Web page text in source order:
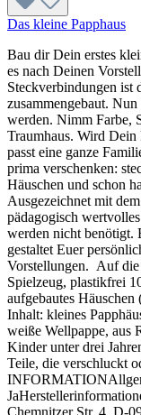
Das kleine Papphaus
Bau dir Dein erstes
es nach Deinen
Steckverbindungen ist
zusammengebaut.
werden. Nimm Farbe,
Traumhaus. Wird Dein
passt eine ganze
prima verschenken:
Häuschen und schon
Ausgezeichnet mit
pädagogisch
werden nicht benötigt.
gestaltet Euer
Vorstellungen. Auf
Spielzeug, plastikfrei
aufgebautes
Inhalt: kleines
weiße Wellpappe,
Kinder unter drei
Teile, die verschluckt
Chemnitzer Str. 4, D-